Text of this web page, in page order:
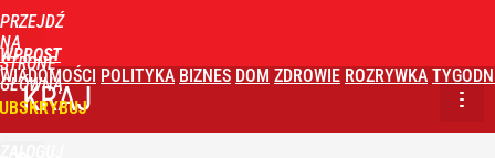
PRZEJDŹ
NA
STRONĘ
GŁÓWNĄ
WPROST
WIADOMOŚCI POLITYKA BIZNES DOM ZDROWIE ROZRYWKA
KRAJ